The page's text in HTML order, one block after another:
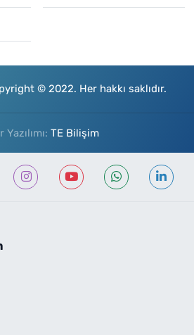
© 2022. Her hakkı saklıdır.
Yazılımı: TE Bilişim